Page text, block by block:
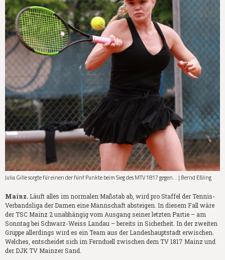
Julia Gille sorgte für einen der fünf Punkte beim Sieg des MTV 1817 gegen... | Bernd Eßling
Mainz. Läuft alles im normalen Maßstab ab, wird pro Staffel der Tennis-
Verbandsliga der Damen eine Mannschaft absteigen. In diesem Fall wäre
der TSC Mainz 2 unabhängig vom Ausgang seiner letzten Partie – am
Sonntag bei Schwarz-Weiss Landau – bereits in Sicherheit. In der zweiten
Gruppe allerdings wird es ein Team aus der Landeshauptstadt erwischen.
Welches, entscheidet sich im Fernduell zwischen dem TV 1817 Mainz und
der DJK TV Mainzer Sand.